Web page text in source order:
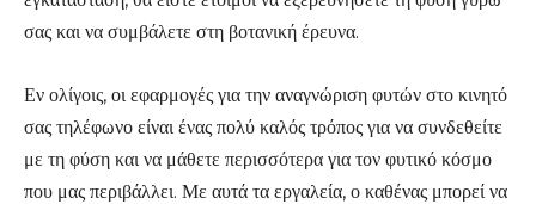
σας και να συμβάλετε στη βοτανική έρευνα.
Εν ολίγοις, οι εφαρμογές για την αναγνώριση φυτών στο κινητό
σας τηλέφωνο είναι ένας πολύ καλός τρόπος για να συνδεθείτε
με τη φύση και να μάθετε περισσότερα για τον φυτικό κόσμο
που μας περιβάλλει. Με αυτά τα εργαλεία, ο καθένας μπορεί να